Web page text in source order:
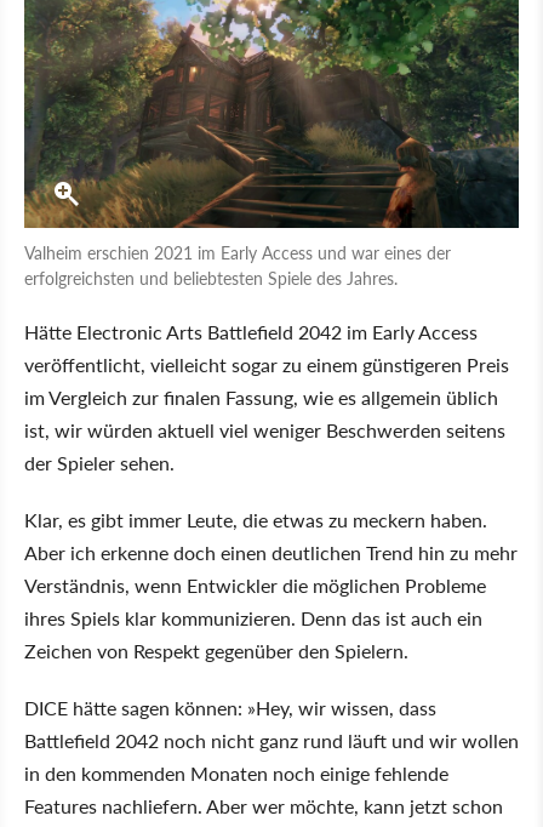
Valheim erschien 2021 im Early Access und war eines der
erfolgreichsten und beliebtesten Spiele des Jahres.
Hätte Electronic Arts Battlefield 2042 im Early Access
veröffentlicht, vielleicht sogar zu einem günstigeren Preis
im Vergleich zur finalen Fassung, wie es allgemein üblich
ist, wir würden aktuell viel weniger Beschwerden seitens
der Spieler sehen.
Klar, es gibt immer Leute, die etwas zu meckern haben.
Aber ich erkenne doch einen deutlichen Trend hin zu mehr
Verständnis, wenn Entwickler die möglichen Probleme
ihres Spiels klar kommunizieren. Denn das ist auch ein
Zeichen von Respekt gegenüber den Spielern.
DICE hätte sagen können: »Hey, wir wissen, dass
Battlefield 2042 noch nicht ganz rund läuft und wir wollen
in den kommenden Monaten noch einige fehlende
Features nachliefern. Aber wer möchte, kann jetzt schon